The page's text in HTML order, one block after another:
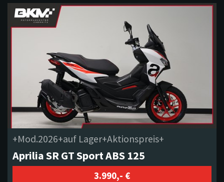
+Mod.2026+auf Lager+Aktionspreis+
Aprilia SR GT Sport ABS 125
3.990,- €